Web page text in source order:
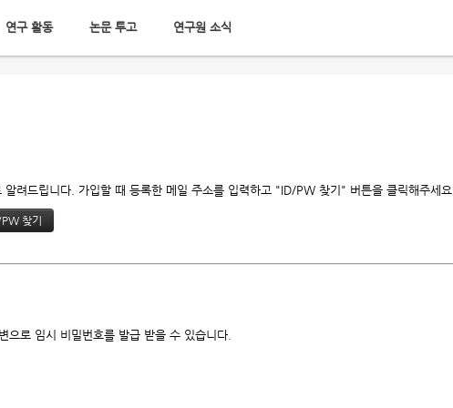
연구 활동 논문 투고 연구원 소식
려드립니다. 가입할 때 등록한 메일 주소를 입력하고 "ID/PW 찾기" 버튼을 클릭해주세요.
로 임시 비밀번호를 발급 받을 수 있습니다.